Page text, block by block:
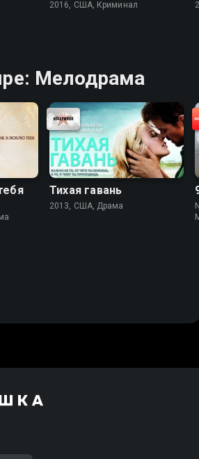
2016, США, Криминал
Мелодрама
Тихая гавань
2013, США, Драма